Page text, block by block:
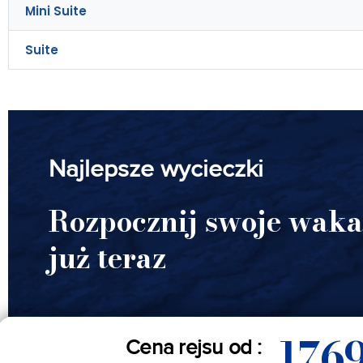
Mini Suite
Suite
Najlepsze wycieczki
Rozpocznij swoje
już teraz
Cena rejsu od :